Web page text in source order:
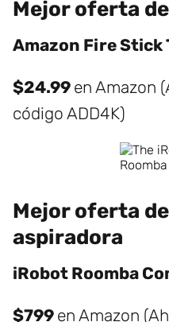
Mejor oferta
Amazon Fire Stick
$24.99 en Amazon
código ADD4K)
Mejor oferta
aspiradora
iRobot Roomba
$799 en Amazon